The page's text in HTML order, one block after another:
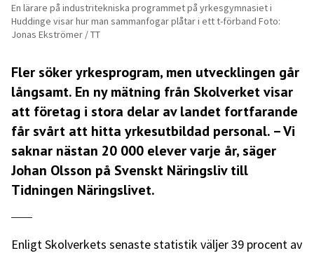
En lärare på industritekniska programmet på yrkesgymnasiet i
Huddinge visar hur man sammanfogar plåtar i ett t-förband Foto:
Jonas Ekströmer / TT
Fler söker yrkesprogram, men utvecklingen går
långsamt. En ny mätning från Skolverket visar
att företag i stora delar av landet fortfarande
får svårt att hitta yrkesutbildad personal. – Vi
saknar nästan 20 000 elever varje år, säger
Johan Olsson på Svenskt Näringsliv till
Tidningen Näringslivet.
Enligt Skolverkets senaste statistik väljer 39 procent av